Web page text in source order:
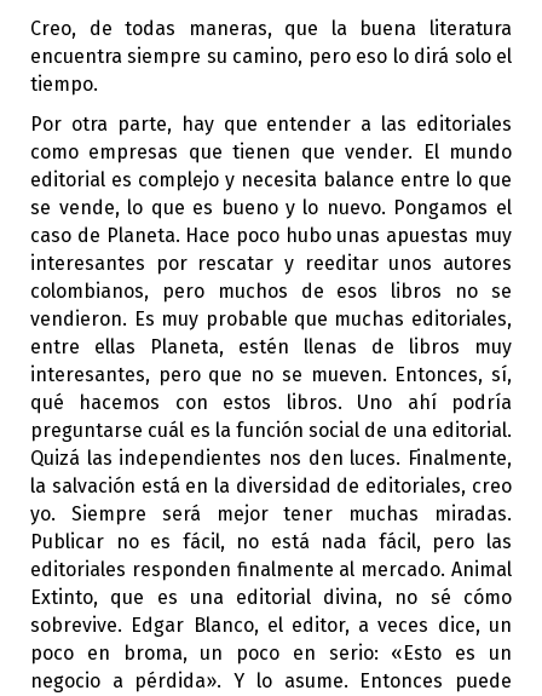
Creo, de todas maneras, que la buena literatura
encuentra siempre su camino, pero eso lo dirá solo el
tiempo.
Por otra parte, hay que entender a las editoriales
como empresas que tienen que vender. El mundo
editorial es complejo y necesita balance entre lo que
se vende, lo que es bueno y lo nuevo. Pongamos el
caso de Planeta. Hace poco hubo unas apuestas muy
interesantes por rescatar y reeditar unos autores
colombianos, pero muchos de esos libros no se
vendieron. Es muy probable que muchas editoriales,
entre ellas Planeta, estén llenas de libros muy
interesantes, pero que no se mueven. Entonces, sí,
qué hacemos con estos libros. Uno ahí podría
preguntarse cuál es la función social de una editorial.
Quizá las independientes nos den luces. Finalmente,
la salvación está en la diversidad de editoriales, creo
yo. Siempre será mejor tener muchas miradas.
Publicar no es fácil, no está nada fácil, pero las
editoriales responden finalmente al mercado. Animal
Extinto, que es una editorial divina, no sé cómo
sobrevive. Edgar Blanco, el editor, a veces dice, un
poco en broma, un poco en serio: «Esto es un
negocio a pérdida». Y lo asume. Entonces puede